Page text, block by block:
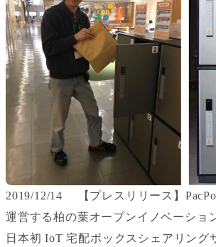
2019/12/14 【プレスリリース】
運営する柏の葉オープンイノベーショ
日本初 IoT 宅配ボックスシェアリング